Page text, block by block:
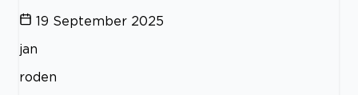
19 September 2025
jan
roden